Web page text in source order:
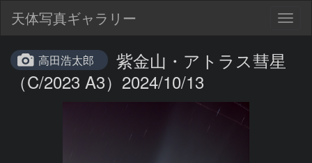
天体写真ギャラリー
高田浩太郎
紫金山・アトラス彗星
（C/2023 A3）2024/10/13